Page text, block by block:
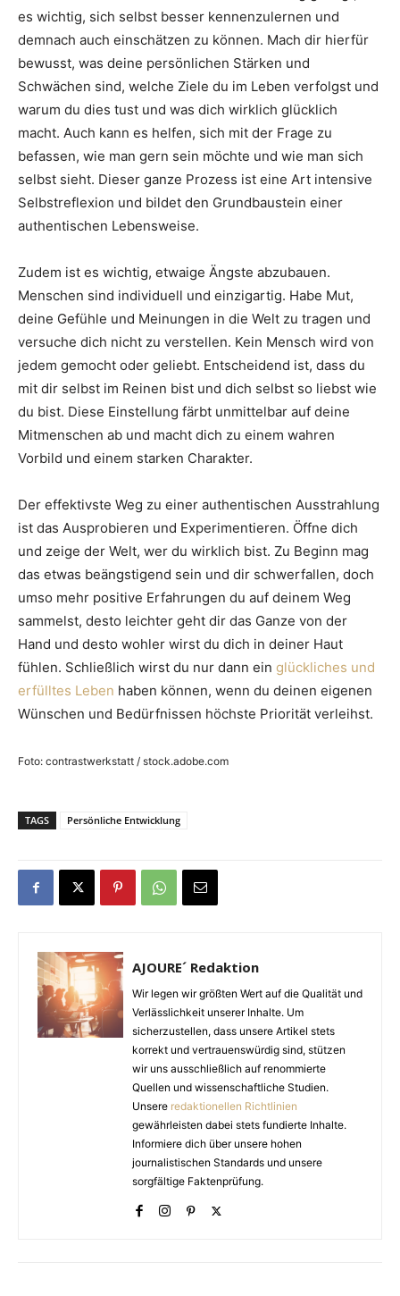
es wichtig, sich selbst besser kennenzulernen und
demnach auch einschätzen zu können. Mach dir hierfür
bewusst, was deine persönlichen Stärken und
Schwächen sind, welche Ziele du im Leben verfolgst und
warum du dies tust und was dich wirklich glücklich
macht. Auch kann es helfen, sich mit der Frage zu
befassen, wie man gern sein möchte und wie man sich
selbst sieht. Dieser ganze Prozess ist eine Art intensive
Selbstreflexion und bildet den Grundbaustein einer
authentischen Lebensweise.
Zudem ist es wichtig, etwaige Ängste abzubauen.
Menschen sind individuell und einzigartig. Habe Mut,
deine Gefühle und Meinungen in die Welt zu tragen und
versuche dich nicht zu verstellen. Kein Mensch wird von
jedem gemocht oder geliebt. Entscheidend ist, dass du
mit dir selbst im Reinen bist und dich selbst so liebst wie
du bist. Diese Einstellung färbt unmittelbar auf deine
Mitmenschen ab und macht dich zu einem wahren
Vorbild und einem starken Charakter.
Der effektivste Weg zu einer authentischen Ausstrahlung
ist das Ausprobieren und Experimentieren. Öffne dich
und zeige der Welt, wer du wirklich bist. Zu Beginn mag
das etwas beängstigend sein und dir schwerfallen, doch
umso mehr positive Erfahrungen du auf deinem Weg
sammelst, desto leichter geht dir das Ganze von der
Hand und desto wohler wirst du dich in deiner Haut
fühlen. Schließlich wirst du nur dann ein glückliches und
erfülltes Leben haben können, wenn du deinen eigenen
Wünschen und Bedürfnissen höchste Priorität verleihst.
Foto: contrastwerkstatt / stock.adobe.com
TAGS Persönliche Entwicklung
AJOURE´ Redaktion
Wir legen wir größten Wert auf die Qualität und
Verlässlichkeit unserer Inhalte. Um
sicherzustellen, dass unsere Artikel stets
korrekt und vertrauenswürdig sind, stützen
wir uns ausschließlich auf renommierte
Quellen und wissenschaftliche Studien.
Unsere redaktionellen Richtlinien
gewährleisten dabei stets fundierte Inhalte.
Informiere dich über unsere hohen
journalistischen Standards und unsere
sorgfältige Faktenprüfung.